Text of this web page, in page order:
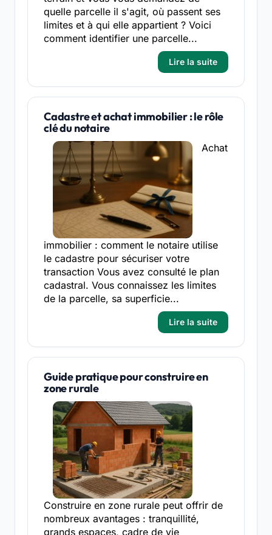
quelle parcelle il s'agit, où passent ses
limites et à qui elle appartient ? Voici
comment identifier une parcelle...
Lire la suite
Cadastre et achat immobilier : le rôle
clé du notaire
Achat
immobilier : comment le notaire utilise
le cadastre pour sécuriser votre
transaction Vous avez consulté le plan
cadastral. Vous connaissez les limites
de la parcelle, sa superficie...
Lire la suite
Guide pratique pour construire en
zone rurale
Construire en zone rurale peut offrir de
nombreux avantages : tranquillité,
grands espaces, cadre de vie